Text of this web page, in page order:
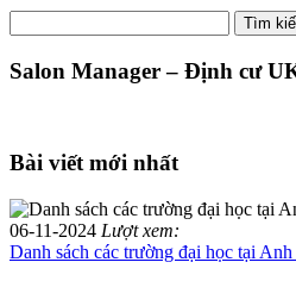
kiếm:
Tìm
Salon Manager – Định cư
Bài viết mới nhất
06-11-2024 Lượt xem:
Danh sách các trường đại học tại